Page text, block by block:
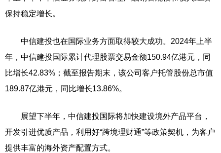
保持稳定增长。
中信建投也在国际业务方面取得较大成功。2024年上半
年，中信建投国际累计代理股票交易金额150.94亿港元，同
比增长42.83%；截至报告期末，该公司客户托管股份总市值
189.87亿港元，同比增长13.86%。
展望下半年，中信建投国际将加快建设境外产品平台，
开发引进优质产品，利用好“跨境理财通”等政策契机，为客户
提供丰富的海外资产配置方式。